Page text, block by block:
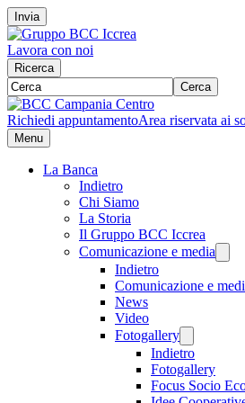
Invia
Lavora con noi
Ricerca
Cerca
Richiedi appuntamentoArea riservata ai
Menu
La Banca
Indietro
Chi Siamo
La Storia
Il Gruppo BCC Iccrea
Comunicazione e media
Indietro
Comunicazione e
News
Video
Fotogallery
Indietro
Fotogallery
Focus Socio